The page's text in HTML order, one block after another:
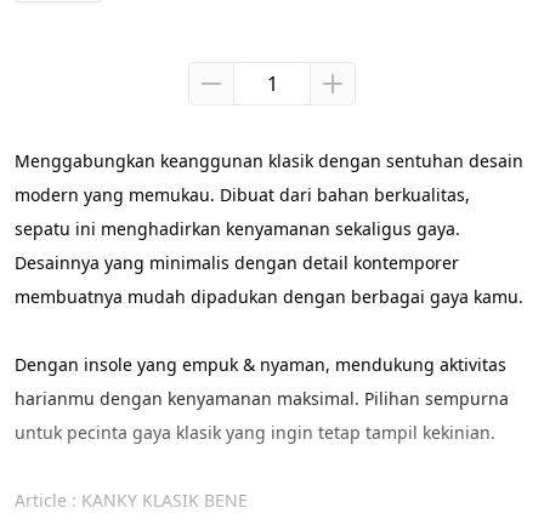
Menggabungkan keanggunan klasik dengan sentuhan desain
modern yang memukau. Dibuat dari bahan berkualitas,
sepatu ini menghadirkan kenyamanan sekaligus gaya.
Desainnya yang minimalis dengan detail kontemporer
membuatnya mudah dipadukan dengan berbagai gaya kamu.
Dengan insole yang empuk & nyaman, mendukung aktivitas
harianmu dengan kenyamanan maksimal. Pilihan sempurna
untuk pecinta gaya klasik yang ingin tetap tampil kekinian.
Article : KANKY KLASIK BENE